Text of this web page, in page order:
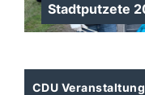
Stadtputzete
CDU